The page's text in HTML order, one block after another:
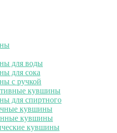
для воды
для сока
с ручкой
кувшины
для спиртного
кувшины
кувшины
кувшины